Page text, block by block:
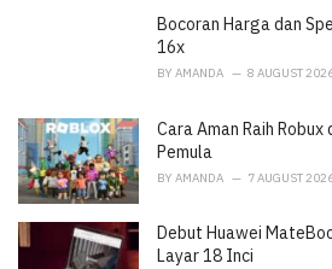
Bocoran Harga dan
16x
BY AMANDA 8 AUGUST
Cara Aman Raih
Pemula
BY AMANDA 7 AUGUST
Debut Huawei
Layar 18 Inci